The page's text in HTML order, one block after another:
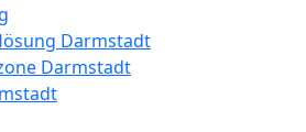
Darmstadt
Darmstadt